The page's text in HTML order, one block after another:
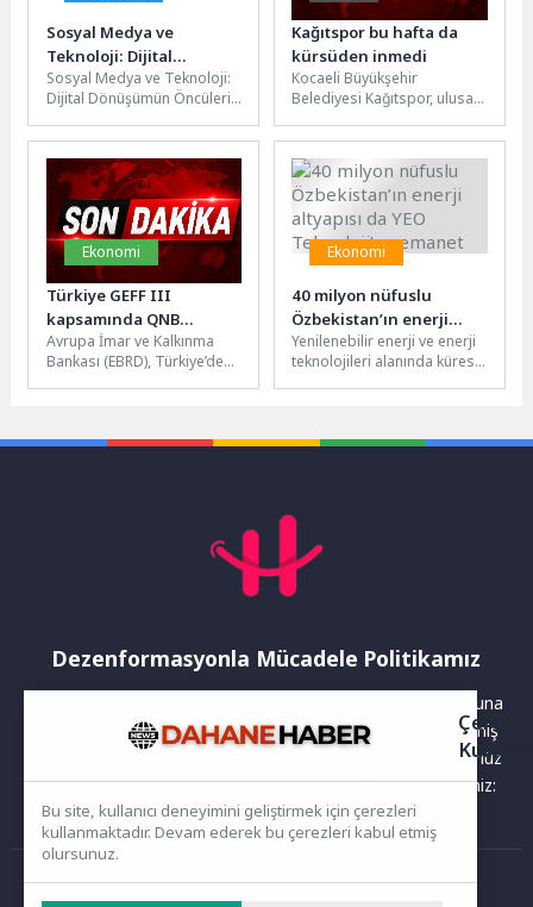
Sosyal Medya ve
Teknoloji: Dijital
Dünyada Yükselmenin
Anahtarı
Sosyal Medya ve Teknoloji:
Dijital Dönüşümün Öncüleri
günümüz dijital dünyasında
büyük...
Kağıtspor bu hafta da
kürsüden inmedi
Kocaeli Büyükşehir
Belediyesi Kağıtspor, ulusal
organizasyonlarda elde
ettiği derecelerle bir haftayı
daha başarılarla...
Ekonomi
Türkiye GEFF III
kapsamında QNB
Leasing’e 50 milyon Euro
finansman sağlandı
Avrupa İmar ve Kalkınma
Bankası (EBRD), Türkiye’de
Ekonomi
40 milyon nüfuslu
Özbekistan’ın enerji
altyapısı da YEO
Teknoloji’ye emanet
Yenilenebilir enerji ve enerji
teknolojileri alanında küresel
Dezenformasyonla Mücadele Politikamız
Yayınlanan haberler doğruluk ilkesi gözetilerek hazırlanır. Buna
rağmen bazı içeriklerde eksik, hatalı veya güncelliğini yitirmiş
bilgiler bulunabilir.Yanlış veya yanıltıcı olduğunu düşündüğünüz
haberleri aşağıdaki iletişim kanallarından bize bildirebilirsiniz:
Ana Sayfa
Çerez
Bu site, kullanıcı deneyimini geliştirmek için çerezleri
kullanmaktadır. Devam ederek bu çerezleri kabul etmiş
olursunuz.